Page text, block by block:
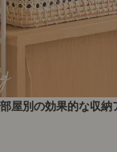
屋別の効果的な収納